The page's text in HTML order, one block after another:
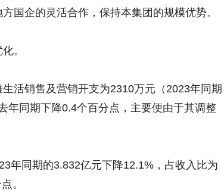
国企的灵活合作，保持本集团的规模优势。
。
活销售及营销开支为2310万元（2023年同期
年同期下降0.4个百分点，主要便由于其调整
年同期的3.832亿元下降12.1%，占收入比为
。